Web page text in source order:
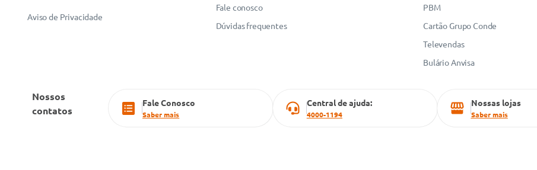
Aviso de Privacidade
Fale conosco
Dúvidas frequentes
PBM
Cartão Grupo Conde
Televendas
Bulário Anvisa
Nossos
contatos
Fale Conosco
Saber mais
Central de ajuda:
4000-1194
Nossas lojas
Saber mais